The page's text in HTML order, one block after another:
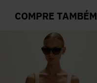
COMPRE TAMBÉM
10º Vestido Branco